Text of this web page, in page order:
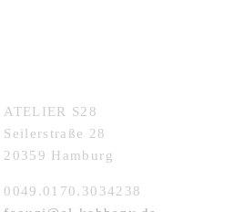
ATELIER S28
Seilerstraße 28
20359 Hamburg
0049.0170.3034238